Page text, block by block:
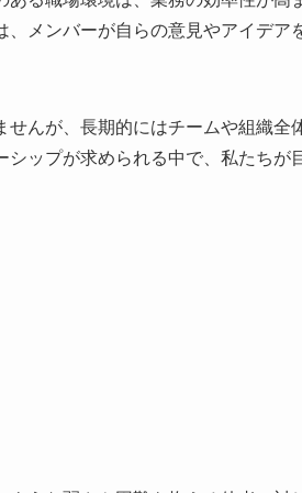
メンバーが自らの意見やアイデア
んが、長期的にはチームや組織全
ップが求められる中で、私たちが